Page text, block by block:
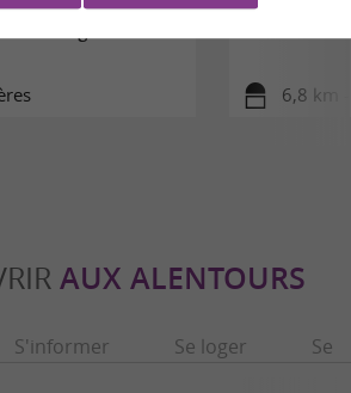
6,8 km
AUX ALENTOURS
S'informer Se loger Se